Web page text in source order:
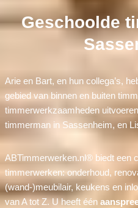
Geschoolde
Arie en Bart, en hun collega’s,
gebied van binnen en buiten
timmerwerkzaamheden
timmerman in Sassenheim, en
ABTimmerwerken.nl® biedt een
timmerwerken: onderhoud,
(wand-)meubilair, keukens en
van A tot Z. U heeft één